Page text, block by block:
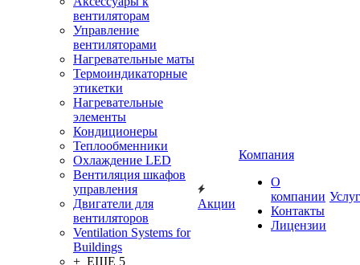
вентиляторам
Управление
вентиляторами
Нагревательные маты
Термоиндикаторные
этикетки
Нагревательные
элементы
Кондиционеры
Теплообменники
Охлаждение LED
Вентиляция шкафов
управления
Двигатели для
вентиляторов
Ventilation Systems for
Buildings
+ ЕЩЕ 5
Акции
Компания
О
компании
Контакты
Лицензии